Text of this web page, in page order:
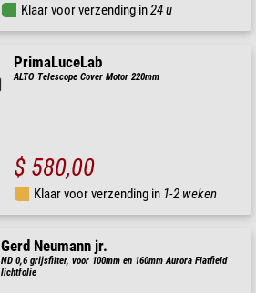
Klaar voor verzending in24 u
PrimaLuceLab
ALTO Telescope Cover Motor 220mm
$ 580,00
Klaar voor verzending in 1-2 weken
Gerd Neumann jr.
ND 0,6 grijsfilter, voor 100mm en 160mm Aurora Flatfield
lichtfolie